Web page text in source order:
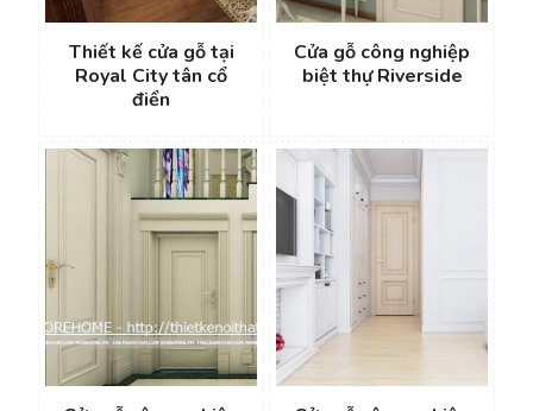
Thiết kế cửa gỗ tại
Royal City tân cổ
điển
Cửa gỗ công nghiệp
biệt thự Riverside